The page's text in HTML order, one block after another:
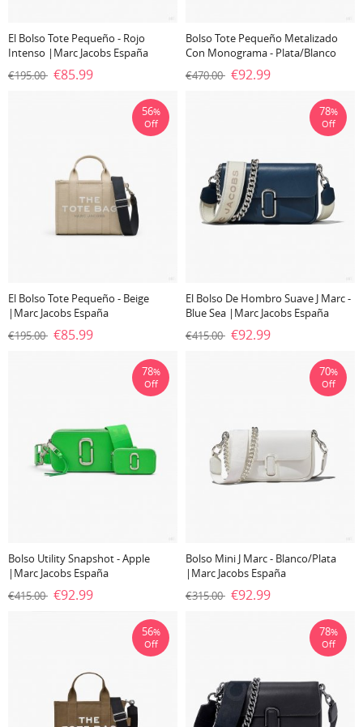
El Bolso Tote Pequeño - Rojo
Intenso |Marc Jacobs España
€195.00 €85.99
Bolso Tote Pequeño Metalizado
Con Monograma - Plata/blanco
Brillante |Marc Jacobs España
€470.00 €92.99
El Bolso Tote Pequeño - Beige
|Marc Jacobs España
€195.00 €85.99
56%
Off
El Bolso De Hombro Suave J Marc -
Blue Sea |Marc Jacobs España
€415.00 €92.99
78%
Off
Bolso Utility Snapshot - Apple
|Marc Jacobs España
€415.00 €92.99
78%
Off
Bolso Mini J Marc - Blanco/plata
|Marc Jacobs España
€315.00 €92.99
70%
Off
56%
Off
78%
Off